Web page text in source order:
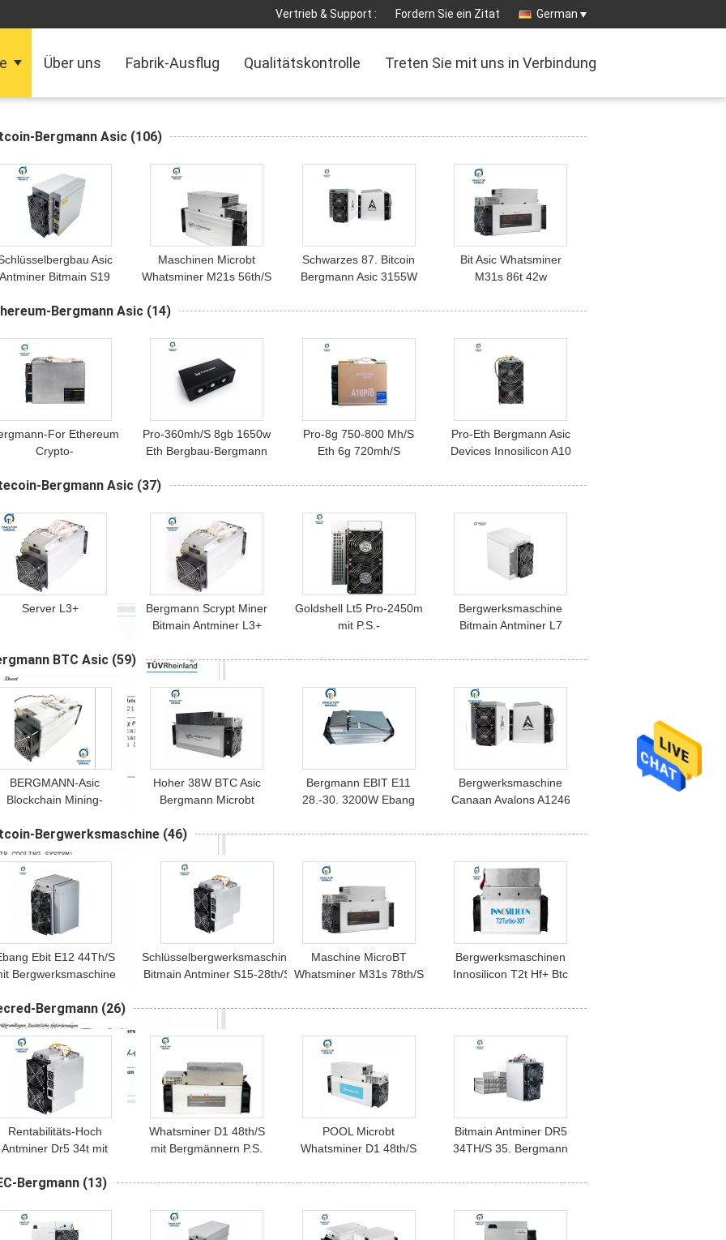
Vertrieb & Support : Fordern Sie ein Zitat German
Über uns Fabrik-Ausflug Qualitätskontrolle Treten Sie mit uns in Verbindung
Bergmann Asic (106)
Asic
Antminer Bitmain S19
100T/104T S19pro
Sha-256 Blockchain
Maschinen Microbt
Whatsminer M21s 56th/S
Asic
Schwarzes 87. Bitcoin
Bergmann Asic 3155W
85.
Bit Asic Whatsminer
M31s 86t 42w
Bergwerksausrüstungs-
Bergmann Asic (14)
For Ethereum
Crypto-
Bergbau-Gerät
720mh Asic
Pro-360mh/S 8gb 1650w
Eth Bergbau-Bergmann
Machine Asic
Pro-8g 750-800 Mh/S
Eth 6g 720mh/S
Bergmann Innosilicon
A10 Pro
Pro-Eth Bergmann Asic
Devices Innosilicon A10
500mh Ethereum
Bergmann Asic (37)
Server L3+
Bergmann Scrypt Miner
Bitmain Antminer L3+
Goldshell Lt5 Pro-2450m
mit P.S.-
Litecoin-Bergmann Asic
Bergwerksmaschine
Bitmain Antminer L7
Doge-Bergmann Asic
BTC Asic (59)
BERGMANN-Asic
Blockchain Mining-
Antminer S9k 14. Btc
Schlüssel
Hoher 38W BTC Asic
Bergmann Microbt
Rentabilitäts-
Bergmann EBIT E11
28.-30. 3200W Ebang
Asic
Bergwerksmaschine
Canaan Avalons A1246
Schlüsselbergmänner
Bergwerksmaschine (46)
Ebit E12 44Th/S
Bergwerksmaschine
Ebit
Schlüsselbergwerksmaschine
Bitmain Antminer S15-28th/S
Maschine MicroBT
Whatsminer M31s 78th/S
Asic für Bergbau
Bergwerksmaschinen
Innosilicon T2t Hf+ Btc
Bitcoin Bergmann-
Bergmann (26)
Rentabilitäts-Hoch
Antminer Dr5 34t mit
Decred
Whatsminer D1 48th/S
mit Bergmännern P.S.
Bergbauhardware
POOL Microbt
Whatsminer D1 48th/S
Bergbaudecred-
Bitmain Antminer DR5
34TH/S 35. Bergmann
Bergmann (13)